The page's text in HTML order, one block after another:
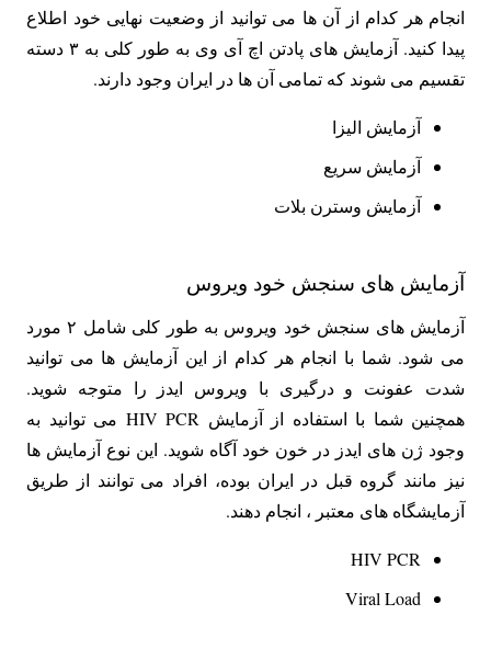
انجام هر کدام از آن ها می توانید از وضعیت نهایی خود اطلاع
پیدا کنید. آزمایش های پادتن اچ آی وی به طور کلی به ۳ دسته
تقسیم می شوند که تمامی آن ها در ایران وجود دارند.
آزمایش الیزا
آزمایش سریع
آزمایش وسترن بلات
آزمایش های سنجش خود ویروس
آزمایش های سنجش خود ویروس به طور کلی شامل ۲ مورد
می شود. شما با انجام هر کدام از این آزمایش ها می توانید
شدت عفونت و درگیری با ویروس ایدز را متوجه شوید.
همچنین شما با استفاده از آزمایش HIV PCR می توانید به
وجود ژن های ایدز در خون خود آگاه شوید. این نوع آزمایش ها
نیز مانند گروه قبل در ایران بوده، افراد می توانند از طریق
آزمایشگاه های معتبر ، انجام دهند.
HIV PCR
Viral Load